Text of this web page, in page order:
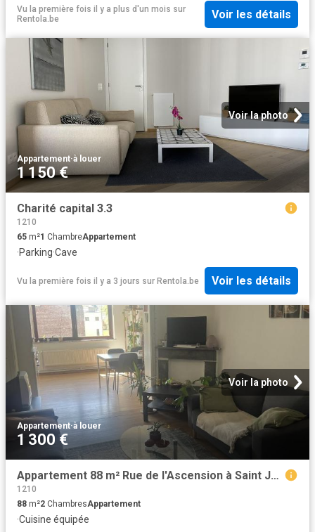
Vu la première fois il y a plus d'un mois sur
Rentola.be
Voir les détails
Voir la photo
Appartement·à louer
1 150 €
Charité capital 3.3
1210
65 m²1 ChambreAppartement
·Parking·Cave
Vu la première fois il y a 3 jours sur Rentola.be Voir les détails
Voir la photo
Appartement·à louer
1 300 €
Appartement 88 m² Rue de l'Ascension à Saint Josse ten Noode
1210
88 m²2 ChambresAppartement
·Cuisine équipée